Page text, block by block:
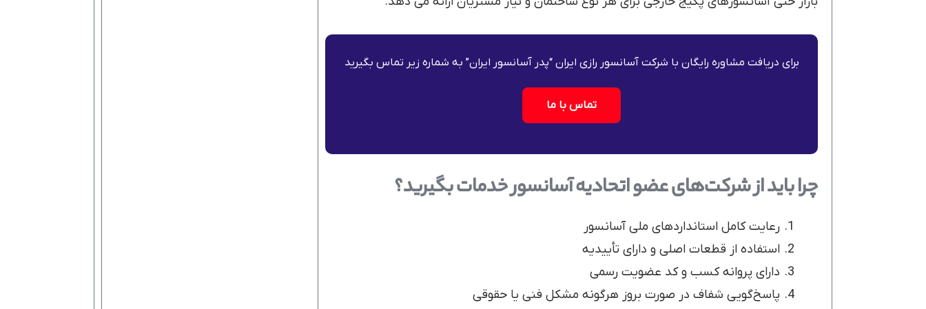
برای دریافت مشاوره رایگان با شرکت آسانسور رازی ایران “پدر آسانسور ایران” به شماره زیر تماس بگیرید
تماس با ما
چرا باید از شرکت‌های عضو اتحادیه آسانسور خدمات بگیرید؟
رعایت کامل استانداردهای ملی آسانسور
استفاده از قطعات اصلی و دارای تأییدیه
دارای پروانه کسب و کد عضویت رسمی
پاسخ‌گویی شفاف در صورت بروز هرگونه مشکل فنی یا حقوقی